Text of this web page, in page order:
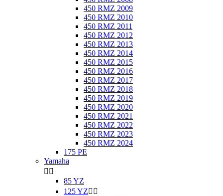
450 RMZ 2009
450 RMZ 2010
450 RMZ 2011
450 RMZ 2012
450 RMZ 2013
450 RMZ 2014
450 RMZ 2015
450 RMZ 2016
450 RMZ 2017
450 RMZ 2018
450 RMZ 2019
450 RMZ 2020
450 RMZ 2021
450 RMZ 2022
450 RMZ 2023
450 RMZ 2024
175 PE
Yamaha
 
85 YZ
125 YZ 